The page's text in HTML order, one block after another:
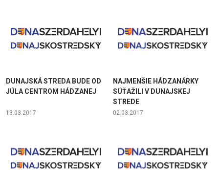
DUNAJSKÁ STREDA BUDE OD
JÚLA CENTROM HÁDZANEJ
13.03.2017
NAJMENŠIE HÁDZANÁRKY
SÚŤAŽILI V DUNAJSKEJ
STREDE
02.03.2017